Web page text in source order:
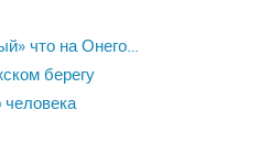
что на Онего…
берегу